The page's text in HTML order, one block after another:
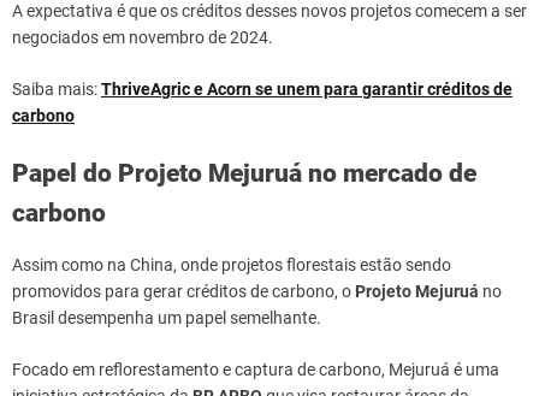
A expectativa é que os créditos desses novos projetos comecem a ser
negociados em novembro de 2024.
Saiba mais:ThriveAgric e Acorn se unem para garantir créditos de
carbono
Papel do Projeto Mejuruá no mercado de
carbono
Assim como na China, onde projetos florestais estão sendo
promovidos para gerar créditos de carbono, o Projeto Mejuruá no
Brasil desempenha um papel semelhante.
Focado em reflorestamento e captura de carbono, Mejuruá é uma